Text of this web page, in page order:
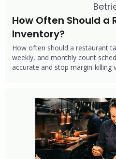
How Often Should a
Inventory?
How often should a restaurant
weekly, and monthly count
accurate and stop margin-killing